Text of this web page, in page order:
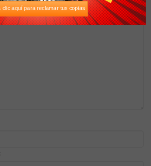
clic aquí para reclamar tus copias